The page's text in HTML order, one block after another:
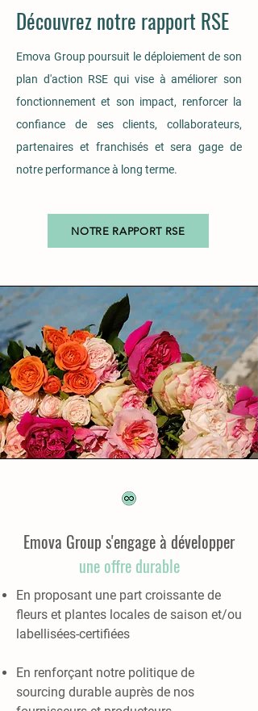
Découvrez notre rapport RSE
Emova Group poursuit le déploiement de son
plan d'action RSE qui vise à améliorer son
fonctionnement et son impact, renforcer la
confiance de ses clients, collaborateurs,
partenaires et franchisés et sera gage de
notre performance à long terme.
NOTRE RAPPORT RSE
Emova Group s'engage à développer
une offre durable
En proposant une part croissante de
fleurs et plantes locales de saison et/ou
labellisées-certifiées
En renforçant notre politique de
sourcing durable auprès de nos